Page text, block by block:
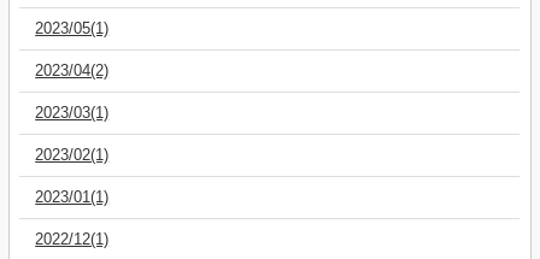
2023/05(1)
2023/04(2)
2023/03(1)
2023/02(1)
2023/01(1)
2022/12(1)